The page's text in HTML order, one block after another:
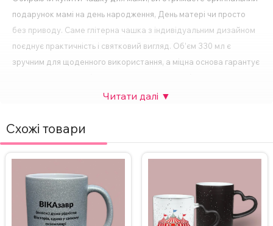
подарунок мамі на день народження, День матері чи просто
без приводу. Саме глітерна чашка з індивідуальним дизайном
поєднує практичність і святковий вигляд. Об’єм 330 мл є
зручним для щоденного використання, а міцна основа гарантує
особливий акцент уваги, який підкреслює, що мама —
Схожі товари